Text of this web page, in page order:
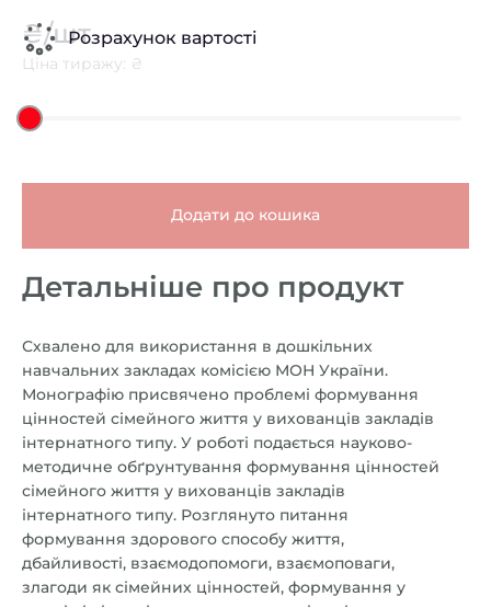
Розрахунок вартості
₴/шт
Ціна тиражу: ₴
Додати до кошика
Детальніше про продукт
Схвалено для використання в дошкільних
навчальних закладах комісією МОН України.
Монографію присвячено проблемі формування
цінностей сімейного життя у вихованців закладів
інтернатного типу. У роботі подається науково-
методичне обґрунтування формування цінностей
сімейного життя у вихованців закладів
інтернатного типу. Розглянуто питання
формування здорового способу життя,
дбайливості, взаємодопомоги, взаємоповаги,
злагоди як сімейних цінностей, формування у